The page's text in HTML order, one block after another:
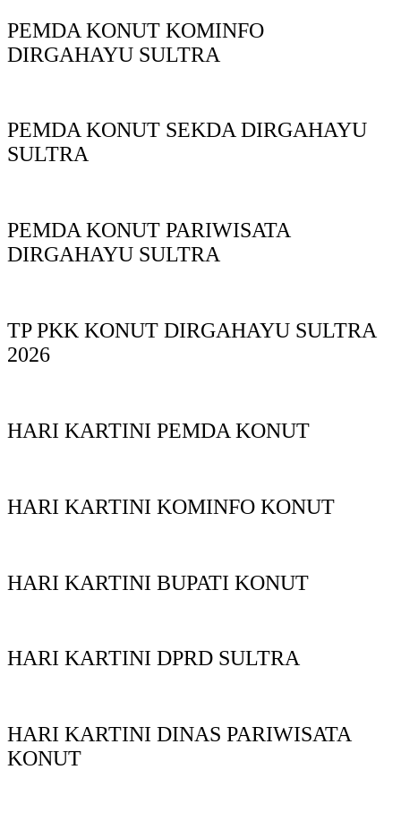
PEMDA KONUT KOMINFO
DIRGAHAYU SULTRA
PEMDA KONUT SEKDA DIRGAHAYU
SULTRA
PEMDA KONUT PARIWISATA
DIRGAHAYU SULTRA
TP PKK KONUT DIRGAHAYU SULTRA
2026
HARI KARTINI PEMDA KONUT
HARI KARTINI KOMINFO KONUT
HARI KARTINI BUPATI KONUT
HARI KARTINI DPRD SULTRA
HARI KARTINI DINAS PARIWISATA
KONUT